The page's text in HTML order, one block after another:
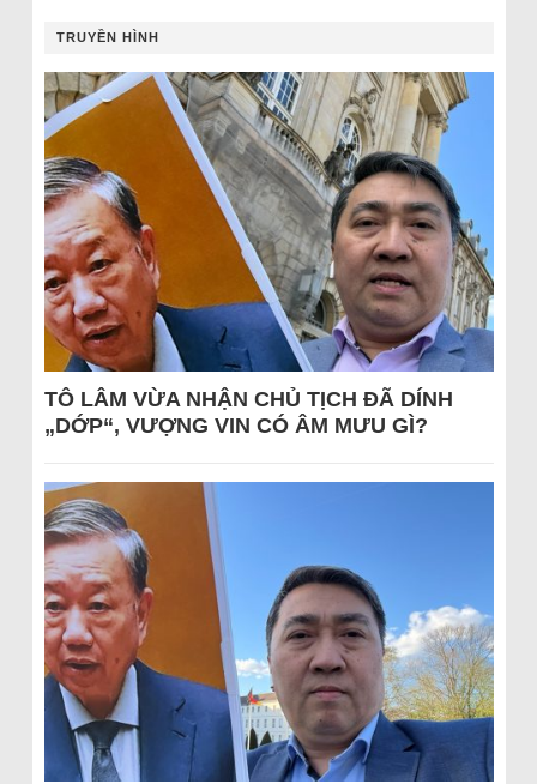
TRUYỀN HÌNH
TÔ LÂM VỪA NHẬN CHỦ TỊCH ĐÃ DÍNH
„DỚP“, VƯỢNG VIN CÓ ÂM MƯU GÌ?